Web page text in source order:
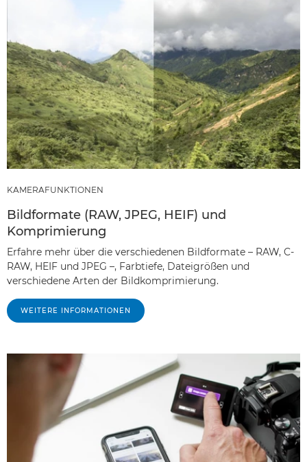
KAMERAFUNKTIONEN
Bildformate (RAW, JPEG, HEIF) und
Komprimierung
Erfahre mehr über die verschiedenen Bildformate – RAW, C-
RAW, HEIF und JPEG –, Farbtiefe, Dateigrößen und
verschiedene Arten der Bildkomprimierung.
WEITERE INFORMATIONEN